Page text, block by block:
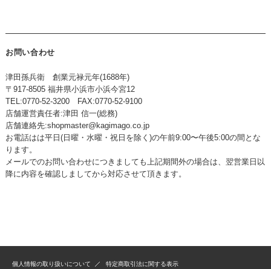
お問い合わせ
津田孫兵衛 創業元禄元年(1688年)
〒917-8505 福井県小浜市小浜今宮12
TEL:0770-52-3200 FAX:0770-52-9100
店舗運営責任者:津田 信一(総務)
店舗連絡先:shopmaster@kagimago.co.jp
お電話はは平日(日曜・水曜・祝日を除く)の午前9:00〜午後5:00の間とな
ります。
メールでのお問い合わせにつきましても上記期間外の場合は、翌営業日以
降に内容を確認しましてから対応させて頂きます。
個人情報の取り扱いについて 特定商取引法に関する表示